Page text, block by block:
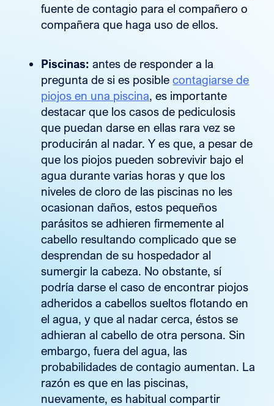
fuente de contagio para el compañero o
compañera que haga uso de ellos.
Piscinas:antes de responder a la
pregunta de si es posiblecontagiarse de
piojos en una piscina, es importante
destacar que los casos de pediculosis
que puedan darse en ellas rara vez se
producirán al nadar. Y es que, a pesar de
que los piojos pueden sobrevivir bajo el
agua durante varias horas y que los
niveles de cloro de las piscinas no les
ocasionan daños, estos pequeños
parásitos se adhieren firmemente al
cabello resultando complicado que se
desprendan de su hospedador al
sumergir la cabeza. No obstante, sí
podría darse el caso de encontrar piojos
adheridos a cabellos sueltos flotando en
el agua, y que al nadar cerca, éstos se
adhieran al cabello de otra persona. Sin
embargo, fuera del agua, las
probabilidades de contagio aumentan. La
razón es que en las piscinas,
nuevamente, es habitual compartir